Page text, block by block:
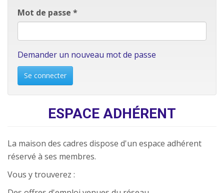
Mot de passe *
Demander un nouveau mot de passe
Se connecter
ESPACE ADHÉRENT
La maison des cadres dispose d'un espace adhérent
réservé à ses membres.
Vous y trouverez :